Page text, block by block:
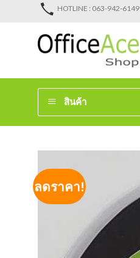
HOTLINE : 063-942-6149
สินค้า
ลดราคา!